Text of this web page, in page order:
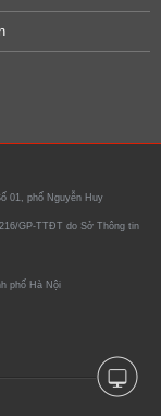
01, phố Nguyễn Huy
GP-TTĐT do Sở Thông tin
phố Hà Nội